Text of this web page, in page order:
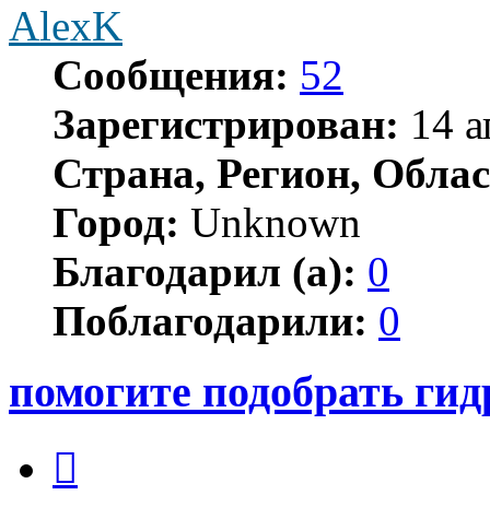
AlexK
Сообщения: 52
Зарегистрирован: 14
Страна, Регион,
Город: Unknown
Благодарил (а): 0
Поблагодарили: 0
помогите подобрать